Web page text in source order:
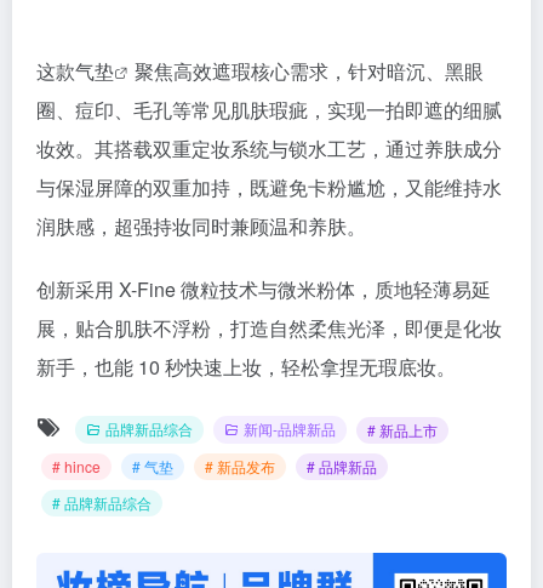
这款气垫
聚焦高效遮瑕核心需求，针对暗沉、黑眼
圈、痘印、毛孔等常见肌肤瑕疵，实现一拍即遮的细腻
妆效。其搭载双重定妆系统与锁水工艺，通过养肤成分
与保湿屏障的双重加持，既避免卡粉尴尬，又能维持水
润肤感，超强持妆同时兼顾温和养肤。
创新采用 X-Fine 微粒技术与微米粉体，质地轻薄易延
展，贴合肌肤不浮粉，打造自然柔焦光泽，即便是化妆
新手，也能 10 秒快速上妆，轻松拿捏无瑕底妆。
品牌新品综合 新闻-品牌新品
# 新品上市
# hince
# 气垫 # 新品发布
# 品牌新品
# 品牌新品综合